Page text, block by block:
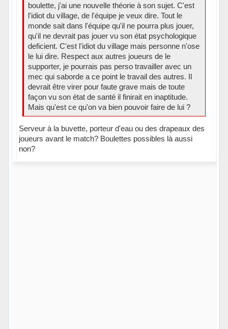
boulette, j'ai une nouvelle théorie à son sujet. C'est
l'idiot du village, de l'équipe je veux dire. Tout le
monde sait dans l'équipe qu'il ne pourra plus jouer,
qu'il ne devrait pas jouer vu son état psychologique
deficient. C'est l'idiot du village mais personne n'ose
le lui dire. Respect aux autres joueurs de le
supporter, je pourrais pas perso travailler avec un
mec qui saborde a ce point le travail des autres. Il
devrait être virer pour faute grave mais de toute
façon vu son état de santé il finirait en inaptitude.
Mais qu'est ce qu'on va bien pouvoir faire de lui ?
Serveur à la buvette, porteur d'eau ou des drapeaux des
joueurs avant le match? Boulettes possibles là aussi
non?